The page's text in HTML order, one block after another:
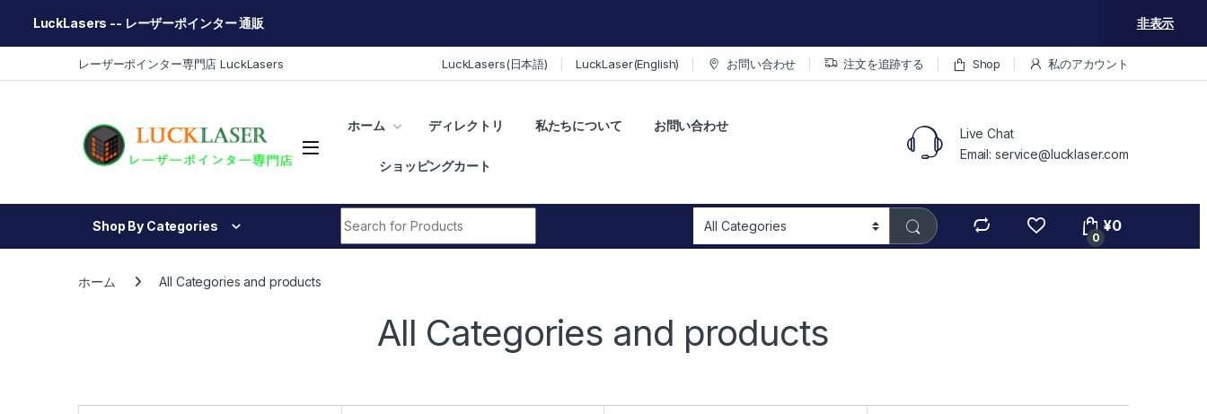
LuckLasers -- レーザーポインター 通販 非表示
レーザーポインター専門店 LuckLasers LuckLasers(日本語) LuckLaser(English) お問い合わせ 注文を追跡する Shop 私のアカウント
ホーム ディレクトリ 私たちについて お問い合わせ
ショッピングカート
Live Chat
Email: service@lucklaser.com
Shop By Categories
0
¥0
ホーム All Categories and products
All Categories and products